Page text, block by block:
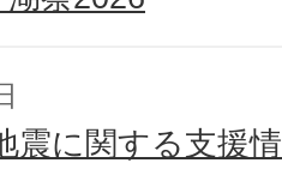
震に関する支援